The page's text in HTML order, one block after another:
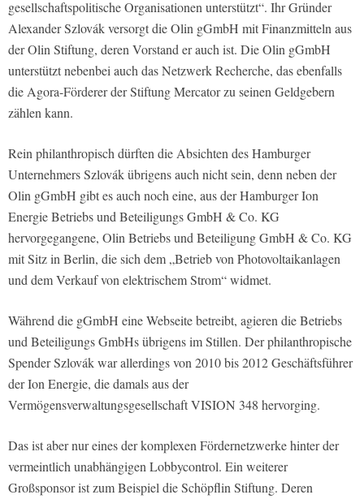
gesellschaftspolitische Organisationen unterstützt“. Ihr Gründer
Alexander Szlovák versorgt die Olin gGmbH mit Finanzmitteln aus
der Olin Stiftung, deren Vorstand er auch ist. Die Olin gGmbH
unterstützt nebenbei auch das Netzwerk Recherche, das ebenfalls
die Agora-Förderer der Stiftung Mercator zu seinen Geldgebern
zählen kann.
Rein philanthropisch dürften die Absichten des Hamburger
Unternehmers Szlovák übrigens auch nicht sein, denn neben der
Olin gGmbH gibt es auch noch eine, aus der Hamburger Ion
Energie Betriebs und Beteiligungs GmbH & Co. KG
hervorgegangene, Olin Betriebs und Beteiligung GmbH & Co. KG
mit Sitz in Berlin, die sich dem „Betrieb von Photovoltaikanlagen
und dem Verkauf von elektrischem Strom“ widmet.
Während die gGmbH eine Webseite betreibt, agieren die Betriebs
und Beteiligungs GmbHs übrigens im Stillen. Der philanthropische
Spender Szlovák war allerdings von 2010 bis 2012 Geschäftsführer
der Ion Energie, die damals aus der
Vermögensverwaltungsgesellschaft VISION 348 hervorging.
Das ist aber nur eines der komplexen Fördernetzwerke hinter der
vermeintlich unabhängigen Lobbycontrol. Ein weiterer
Großsponsor ist zum Beispiel die Schöpflin Stiftung. Deren